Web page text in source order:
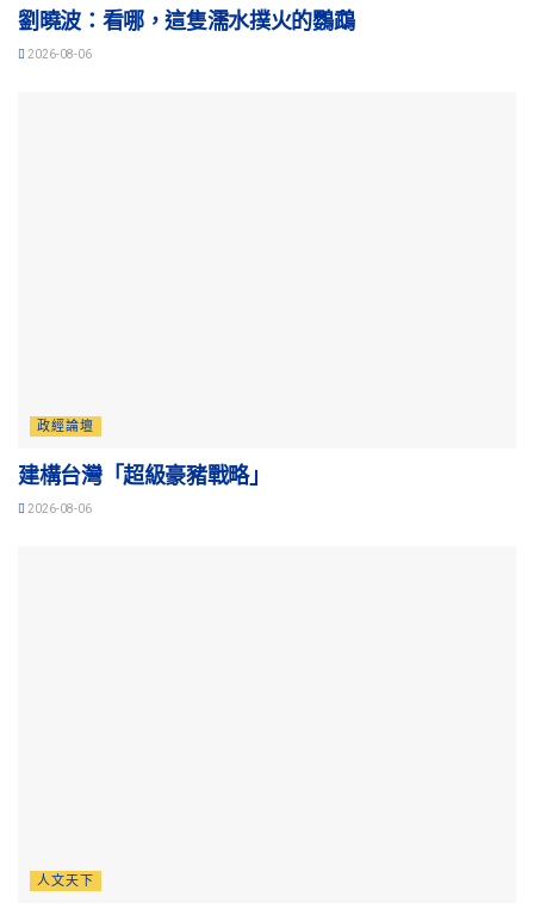
劉曉波：看哪，這隻濡水撲火的鸚鵡
2026-08-06
政經論壇
建構台灣「超級豪豬戰略」
2026-08-06
人文天下